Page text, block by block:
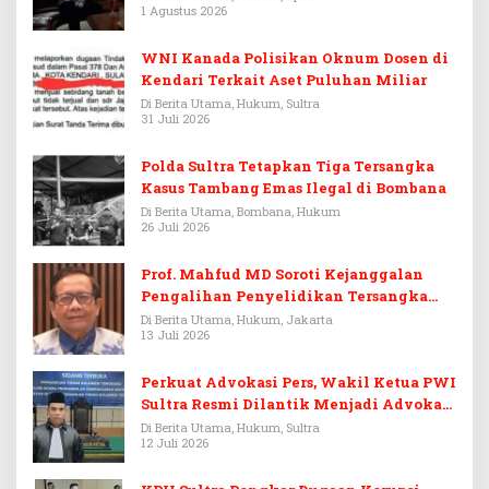
1 Agustus 2026
WNI Kanada Polisikan Oknum Dosen di
Kendari Terkait Aset Puluhan Miliar
Di Berita Utama, Hukum, Sultra
31 Juli 2026
Polda Sultra Tetapkan Tiga Tersangka
Kasus Tambang Emas Ilegal di Bombana
Di Berita Utama, Bombana, Hukum
26 Juli 2026
Prof. Mahfud MD Soroti Kejanggalan
Pengalihan Penyelidikan Tersangka
Febrie Adriansyah
Di Berita Utama, Hukum, Jakarta
13 Juli 2026
Perkuat Advokasi Pers, Wakil Ketua PWI
Sultra Resmi Dilantik Menjadi Advokat
PERADI
Di Berita Utama, Hukum, Sultra
12 Juli 2026